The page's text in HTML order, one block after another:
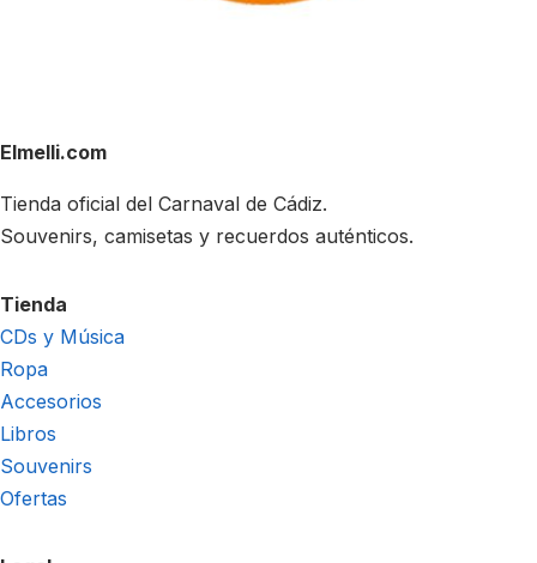
Elmelli.com
Tienda oficial del Carnaval de Cádiz.
Souvenirs, camisetas y recuerdos auténticos.
Tienda
CDs y Música
Ropa
Accesorios
Libros
Souvenirs
Ofertas